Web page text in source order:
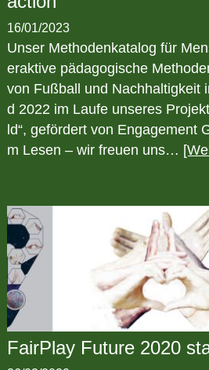
16/01/2023
Unser Methodenkatalog für
eraktive pädagogische
von Fußball und Nachhaltigkeit
d 2022 im Laufe unseres
ld“, gefördert von Engagement
m Lesen – wir freuen uns…
FairPlay Future 2020